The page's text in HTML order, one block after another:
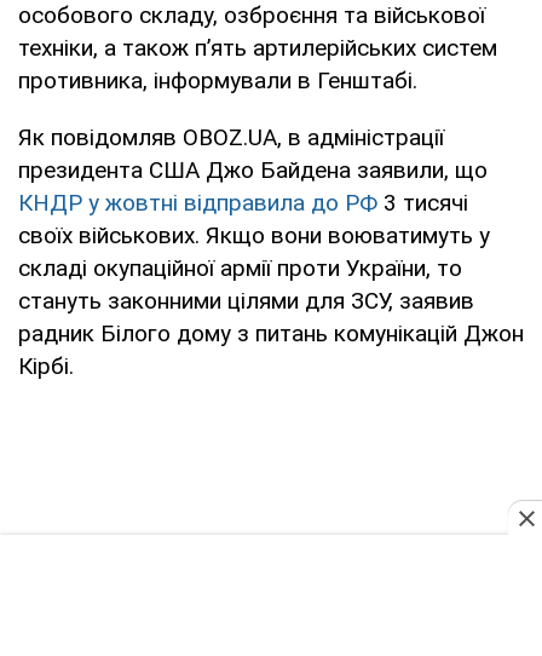
особового складу, озброєння та військової
техніки, а також п’ять артилерійських систем
противника, інформували в Генштабі.
Як повідомляв OBOZ.UA, в адміністрації
президента США Джо Байдена заявили, що
КНДР у жовтні відправила до РФ 3 тисячі
своїх військових. Якщо вони воюватимуть у
складі окупаційної армії проти України, то
стануть законними цілями для ЗСУ, заявив
радник Білого дому з питань комунікацій Джон
Кірбі.